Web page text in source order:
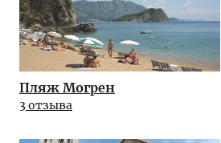
Пляж Могрен
3 отзыва